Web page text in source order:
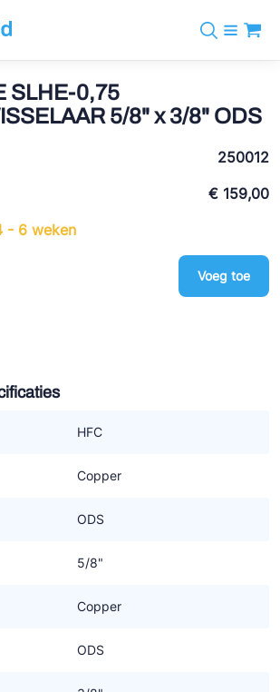
SLHE-0,75
5/8" x 3/8" ODS
250012
€ 159,00
- 6 weken
Voeg toe
HFC
Copper
ODS
5/8"
Copper
ODS